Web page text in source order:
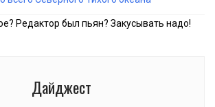
Редактор был пьян? Закусывать надо!
Дайджест